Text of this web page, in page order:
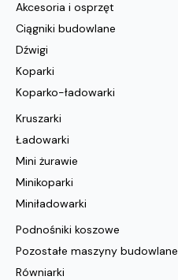
Akcesoria i osprzęt
Ciągniki budowlane
Dźwigi
Koparki
Koparko-ładowarki
Kruszarki
Ładowarki
Mini żurawie
Minikoparki
Miniładowarki
Podnośniki koszowe
Pozostałe maszyny budowlane
Równiarki